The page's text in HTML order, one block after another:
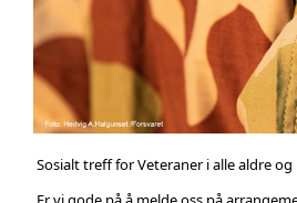
Sosialt treff for Veteraner i alle aldre og